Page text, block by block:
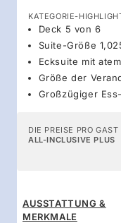
KATEGORIE-
Deck 5 von 6
Suite-Größe
Ecksuite mit
Größe der
Großzügiger
DIE PREISE PRO GAST
ALL-INCLUSIVE PLUS
AUSSTATTUNG &
MERKMALE